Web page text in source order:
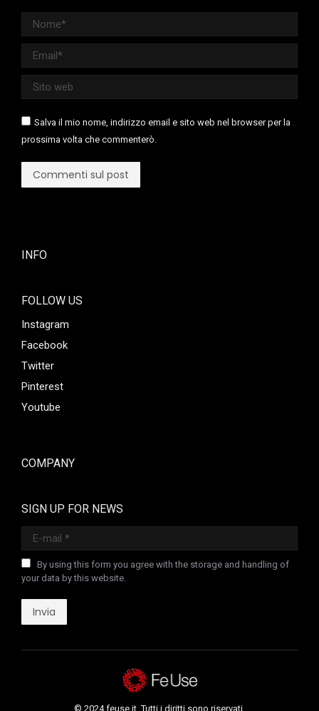
Nome *
Email *
Sito web
Salva il mio nome, indirizzo email e sito web nel browser per la
prossima volta che commenterò.
Commenti sul post
INFO
FOLLOW US
Instagram
Facebook
Twitter
Pinterest
Youtube
COMPANY
SIGN UP FOR NEWS
E-mail *
By using this form you agree with the storage and handling of
your data by this website.
Invia
© 2024 feuse.it. Tutti i diritti sono riservati.